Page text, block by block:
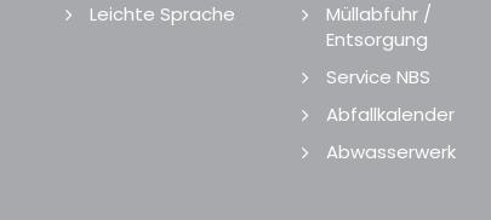
Leichte Sprache
Müllabfuhr /
Entsorgung
Service NBS
Abfallkalender
Abwasserwerk